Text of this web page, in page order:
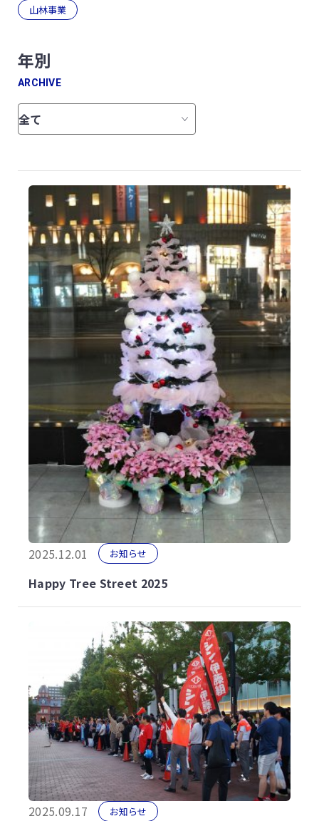
山林事業
年別
ARCHIVE
2025.12.01 お知らせ
Happy Tree Street 2025
2025.09.17 お知らせ